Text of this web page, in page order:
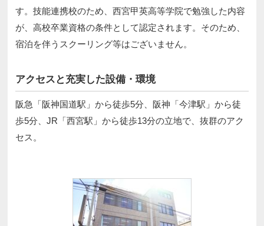
す。技能連携校のため、西宮甲英高等学院で勉強した内容
が、高校卒業資格の条件として認定されます。そのため、
宿泊を伴うスクーリング等はございません。
アクセスと充実した設備・環境
阪急「阪神国道駅」から徒歩5分、阪神「今津駅」から徒
歩5分、JR「西宮駅」から徒歩13分の立地で、抜群のアク
セス。